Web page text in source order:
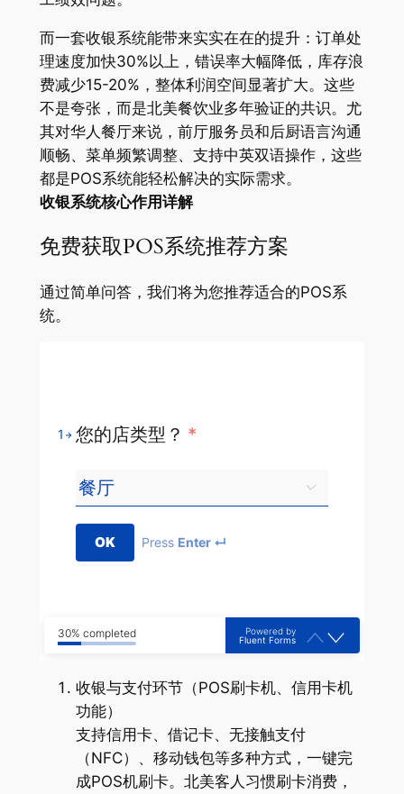
而一套收银系统能带来实实在在的提升：订单处
理速度加快30%以上，错误率大幅降低，库存浪
费减少15-20%，整体利润空间显著扩大。这些
不是夸张，而是北美餐饮业多年验证的共识。尤
其对华人餐厅来说，前厅服务员和后厨语言沟通
顺畅、菜单频繁调整、支持中英双语操作，这些
都是POS系统能轻松解决的实际需求。
收银系统核心作用详解
免费获取POS系统推荐方案
通过简单问答，我们将为您推荐适合的POS系
统。
1 您的店类型？ *
OK Press Enter ↵
30% completed
Powered by
Fluent Forms
收银与支付环节（POS刷卡机、信用卡机
功能）
支持信用卡、借记卡、无接触支付
（NFC）、移动钱包等多种方式，一键完
成POS机刷卡。北美客人习惯刷卡消费，